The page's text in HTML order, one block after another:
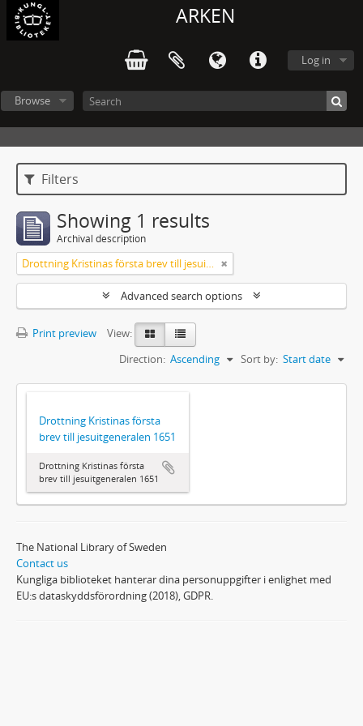
ARKEN
Log in
Browse
Filters
Showing 1 results
Archival description
Drottning Kristinas första brev till jesuitgeneralen 1651
Advanced search options
Print preview
View:
Sort by: Start date
Direction: Ascending
Drottning Kristinas första
brev till jesuitgeneralen 1651
Drottning Kristinas första
brev till jesuitgeneralen 1651
The National Library of Sweden
Contact us
Kungliga biblioteket hanterar dina personuppgifter i enlighet med
EU:s dataskyddsförordning (2018), GDPR.